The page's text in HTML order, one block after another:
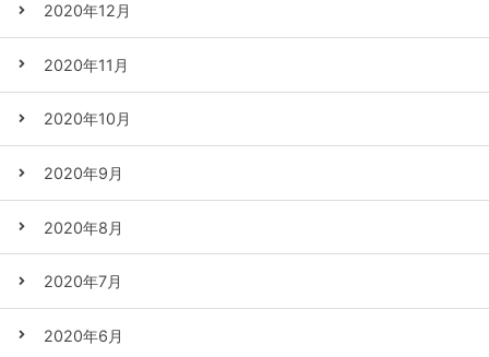
2020年12月
2020年11月
2020年10月
2020年9月
2020年8月
2020年7月
2020年6月